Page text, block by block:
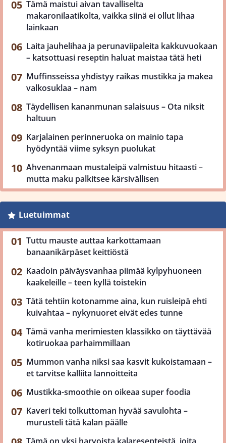
Tämä maistui aivan tavalliselta
makaronilaatikolta, vaikka siinä ei ollut lihaa
lainkaan
Laita jauhelihaa ja perunaviipaleita kakkuvuokaan
– katsottuasi reseptin haluat maistaa tätä heti
Muffinsseissa yhdistyy raikas mustikka ja makea
valkosuklaa – nam
Täydellisen kananmunan salaisuus – Ota niksit
haltuun
Karjalainen perinneruoka on mainio tapa
hyödyntää viime syksyn puolukat
Ahvenanmaan mustaleipä valmistuu hitaasti –
mutta maku palkitsee kärsivällisen
Luetuimmat
Tuttu mauste auttaa karkottamaan
banaanikärpäset keittiöstä
Kaadoin päiväysvanhaa piimää kylpyhuoneen
kaakeleille – teen kyllä toistekin
Tätä tehtiin kotonamme aina, kun ruisleipä ehti
kuivahtaa – nykynuoret eivät edes tunne
Tämä vanha merimiesten klassikko on täyttävää
kotiruokaa parhaimmillaan
Mummon vanha niksi saa kasvit kukoistamaan –
et tarvitse kalliita lannoitteita
Mustikka-smoothie on oikeaa super foodia
Kaveri teki tolkuttoman hyvää savulohta –
murusteli tätä kalan päälle